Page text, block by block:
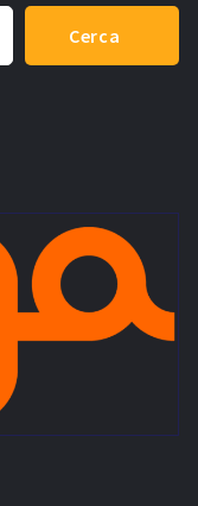
Cerca